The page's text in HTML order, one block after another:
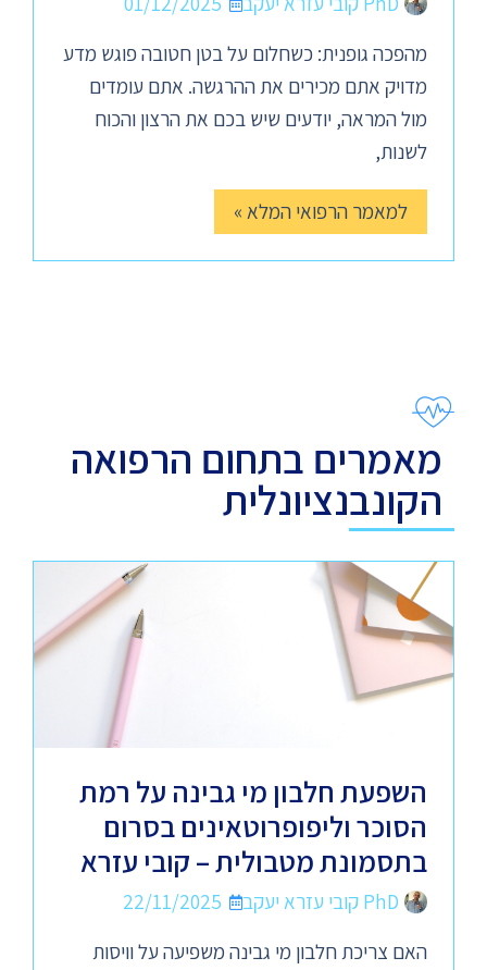
מהפכה גופנית: כשחלום על בטן חטובה פוגש מדע
מדויק אתם מכירים את ההרגשה. אתם עומדים
מול המראה, יודעים שיש בכם את הרצון והכוח
לשנות,
למאמר הרפואי המלא »
מאמרים בתחום הרפואה
הקונבנציונלית
השפעת חלבון מי גבינה על רמת
הסוכר וליפופרוטאינים בסרום
בתסמונת מטבולית – קובי עזרא
PhD קובי עזרא יעקב
22/11/2025
האם צריכת חלבון מי גבינה משפיעה על וויסות